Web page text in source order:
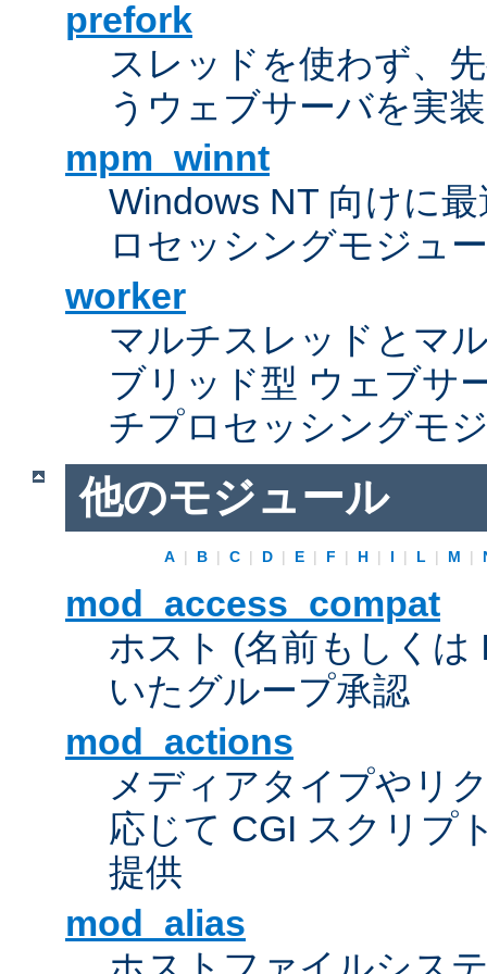
prefork
スレッドを使わず、
うウェブサーバを実装
mpm_winnt
Windows NT 向けに
ロセッシングモジュ
worker
マルチスレッドとマ
ブリッド型 ウェブサ
チプロセッシングモ
他のモジュール
A | B | C | D | E | F | H | I | L | M |
mod_access_compat
ホスト (名前もしくは
いたグループ承認
mod_actions
メディアタイプやリ
応じて CGI スクリプ
提供
mod_alias